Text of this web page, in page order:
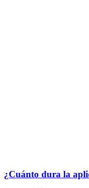
¿Cuánto dura la